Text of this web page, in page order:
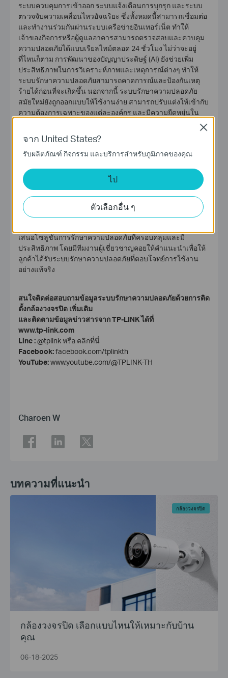
ระบบควบคุมการเข้าออก ระบบแจ้งเตือนการบุกรุก และระบบ
ตรวจจับความเคลื่อนไหวอัจฉริยะ ซึ่งทั้งหมดนี้สามารถเชื่อมต่อ
และทำงานร่วมกันผ่านระบบเครือข่ายอินเทอร์เน็ต ทำให้
เจ้าของกิจการหรือผู้ดูแลอาคารสามารถตรวจสอบและควบคุม
ความปลอดภัยได้แบบเรียลไทม์ตลอด 24 ชั่วโมง ไม่ว่าจะอยู่
ที่ไหนก็ตาม การพัฒนาของปัญญาประดิษฐ์ (AI) ยังช่วยเพิ่ม
ประสิทธิภาพในการวิเคราะห์ภาพและเหตุการณ์ต่างๆ ทำให้
ระบบรักษาความปลอดภัยสามารถคาดการณ์และป้องกันเหตุ
ร้ายได้ก่อนที่จะเกิดขึ้น นอกจากนี้ ระบบรักษาความปลอดภัย
สมัยใหม่ยังถูกออกแบบให้ใช้งานง่าย สามารถปรับแต่งให้เข้ากับ
ความต้องการเฉพาะของแต่ละองค์กร และมีความยืดหยุ่นใน
TP-Link นำเสนอ ระบบรักษาความปลอดภัย
ผ่านกล้องวงจรปิด CCTV ที่ได้รับการพัฒนาอย่างต่อเนื่อง โดย
น้ำ ซึ่งเป็นปัจจัยสำคัญสำหรับกล้องที่ต้องติดตั้งภายนอกอาคาร
และเผชิญกับสภาพแวดล้อมที่หลากหลาย กล้องวงจรปิดของ TP-
Link ไม่เพียงแต่มีความละเอียดคมชัดสูง แต่ยังได้รับการ
ออกแบบให้ทนทานต่อสภาพแวดล้อมต่างๆ ด้วยมาตรฐาน IP ที่
เหมาะสม ด้วยประสบการณ์กว่า 27 ปีในฐานะผู้นำด้านระบบ
เสนอโซลูชันการรักษาความปลอดภัยที่ครอบคลุมและมี
ประสิทธิภาพ โดยมีทีมงานผู้เชี่ยวชาญคอยให้คำแนะนำเพื่อให้
ลูกค้าได้รับระบบรักษาความปลอดภัยที่ตอบโจทย์การใช้งาน
อย่างแท้จริง
สนใจติดต่อสอบถามข้อมูลระบบรักษาความปลอดภัยด้วยการติด
ตั้งกล้องวงจรปิดเพิ่มเติม
และติดตามข้อมูลข่าวสารจาก TP-LINK ได้ที่
www.tp-link.com
Line : @tplinkหรือ คลิกที่นี่
Facebook: facebook.com/tplinkth
YouTube: www.youtube.com/@TPLINK-TH
Charoen W
บทความที่แนะนำ
กล้องวงจรปิด
กล้องวงจรปิด เลือกแบบไหนให้เหมาะกับบ้าน
คุณ
06-18-2025
จาก United States?
รับผลิตภัณฑ์ กิจกรรม และบริการสำหรับภูมิภาคของคุณ
ไป
ตัวเลือกอื่น ๆ
Close